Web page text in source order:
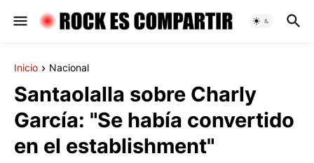
Inicio Nacional
Santaolalla sobre Charly
García: "Se había convertido
en el establishment"